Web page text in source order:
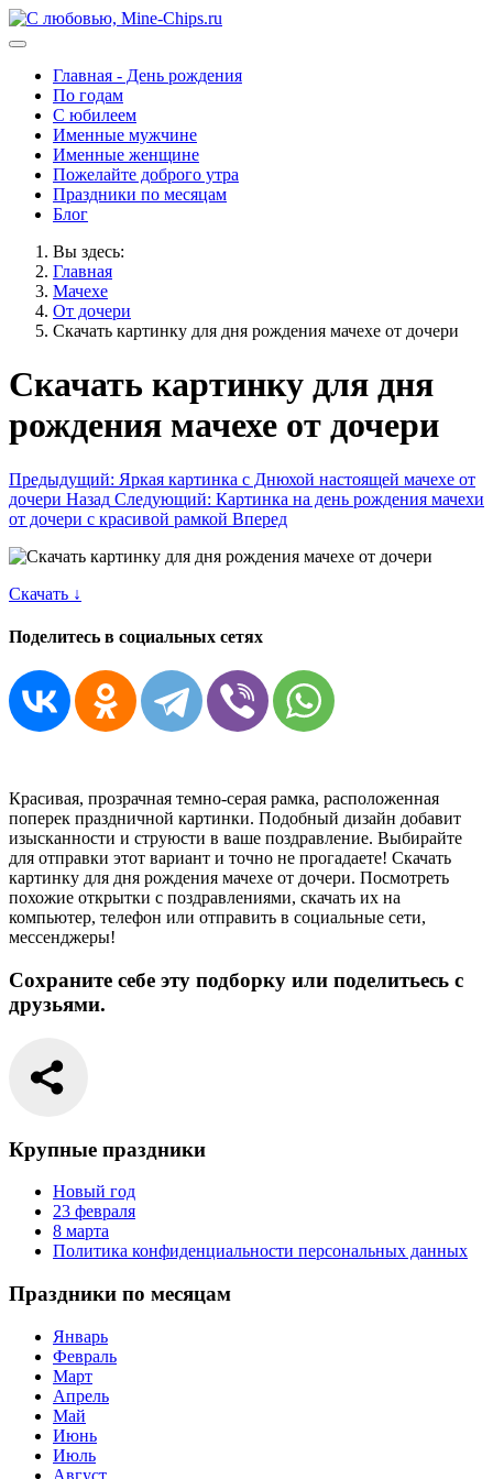
Главная - День рождения
По годам
С юбилеем
Именные мужчине
Именные женщине
Пожелайте доброго утра
Праздники по месяцам
Блог
Вы здесь:
Главная
Мачехе
От дочери
Скачать картинку для дня рождения мачехе от дочери
Скачать картинку для дня
рождения мачехе от дочери
Предыдущий: Яркая картинка с Днюхой настоящей мачехе от
дочери Назад Следующий: Картинка на день рождения мачехи
от дочери c красивой рамкой Вперед
Скачать ↓
Поделитесь в социальных сетях
Красивая, прозрачная темно-серая рамка, расположенная
поперек праздничной картинки. Подобный дизайн добавит
изысканности и струюсти в ваше поздравление. Выбирайте
для отправки этот вариант и точно не прогадаете! Скачать
картинку для дня рождения мачехе от дочери. Посмотреть
похожие открытки с поздравлениями, скачать их на
компьютер, телефон или отправить в социальные сети,
мессенджеры!
Сохраните себе эту подборку или поделитьесь с
друзьями.
Крупные праздники
Новый год
23 февраля
8 марта
Политика конфиденциальности персональных данных
Праздники по месяцам
Январь
Февраль
Март
Апрель
Май
Июнь
Июль
Август